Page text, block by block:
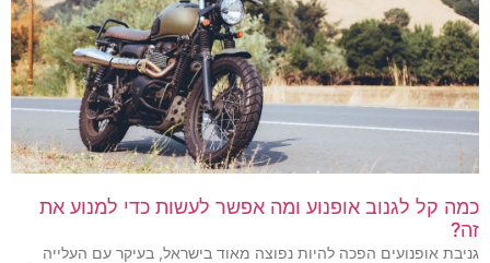
כמה קל לגנוב אופנוע ומה אפשר לעשות כדי למנוע את
זה?
גניבת אופנועים הפכה להיות נפוצה מאוד בישראל, בעיקר עם העלייה